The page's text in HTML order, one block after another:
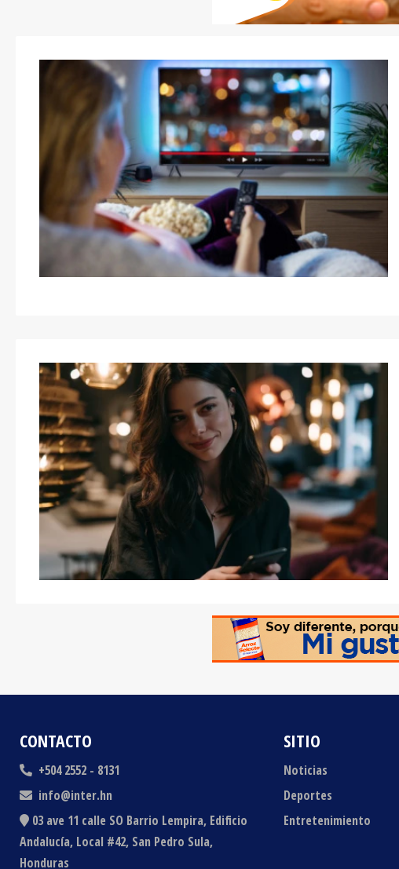
CONTACTO
+504 2552 - 8131
info@inter.hn
03 ave 11 calle SO Barrio Lempira, Edificio
Andalucía, Local #42, San Pedro Sula,
Honduras
SITIO
Noticias
Deportes
Entretenimiento